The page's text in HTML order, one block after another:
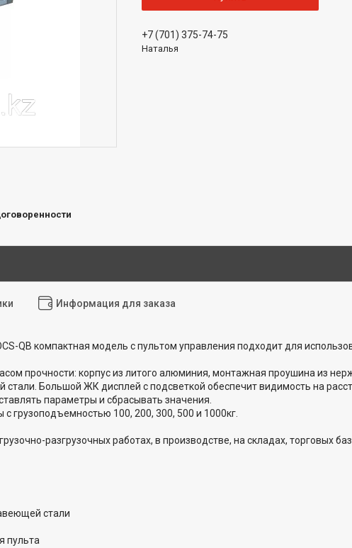
+7 (701) 375-74-75
Наталья
Информация для заказа
QB компактная модель с пультом управления подходит для
прочности: корпус из литого алюминия, монтажная проушина из
стали. Большой ЖК дисплей с подсветкой обеспечит видимость на
параметры и сбрасывать значения.
грузоподъемностью 100, 200, 300, 500 и 1000кг.
разгрузочных работах, в производстве, на складах, торговых
стали
пульта